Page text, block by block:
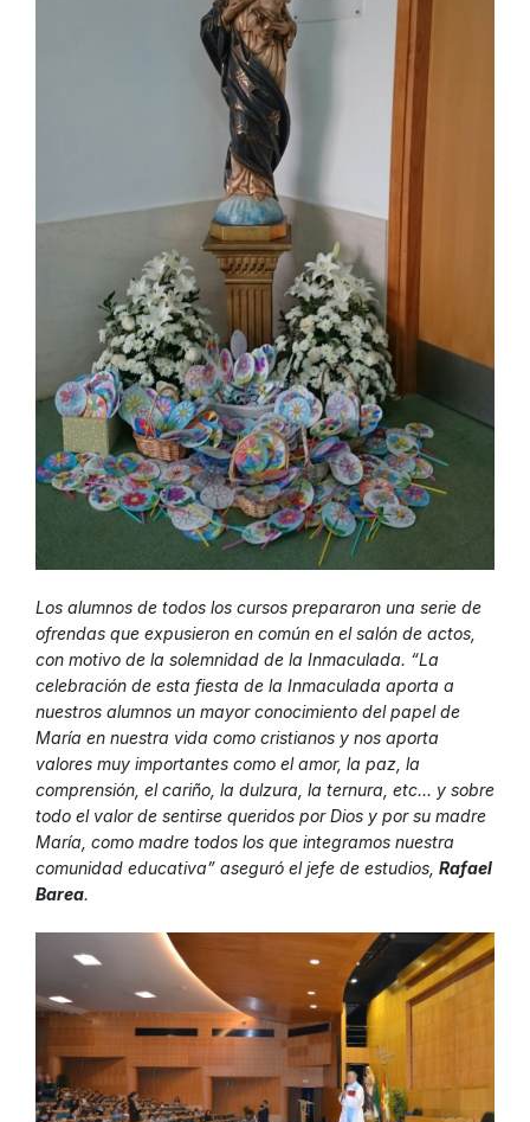
Los alumnos de todos los cursos prepararon una serie de
ofrendas que expusieron en común en el salón de actos,
con motivo de la solemnidad de la Inmaculada. “La
celebración de esta fiesta de la Inmaculada aporta a
nuestros alumnos un mayor conocimiento del papel de
María en nuestra vida como cristianos y nos aporta
valores muy importantes como el amor, la paz, la
comprensión, el cariño, la dulzura, la ternura, etc… y sobre
todo el valor de sentirse queridos por Dios y por su madre
María, como madre todos los que integramos nuestra
comunidad educativa” aseguró el jefe de estudios, Rafael
Barea.